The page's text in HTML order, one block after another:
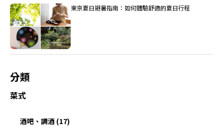
東京夏日避暑指南：如何體驗舒適的夏日行程
分類
菜式
酒吧、調酒 (17)